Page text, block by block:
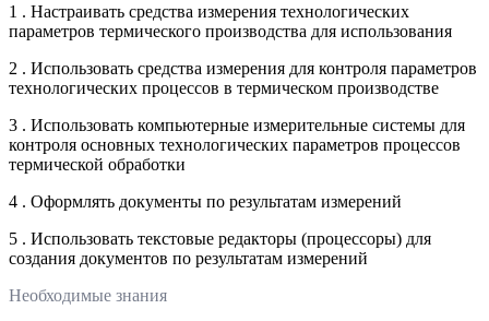
1 . Настраивать средства измерения технологических
параметров термического производства для использования
2 . Использовать средства измерения для контроля параметров
технологических процессов в термическом производстве
3 . Использовать компьютерные измерительные системы для
контроля основных технологических параметров процессов
термической обработки
4 . Оформлять документы по результатам измерений
5 . Использовать текстовые редакторы (процессоры) для
создания документов по результатам измерений
Необходимые знания